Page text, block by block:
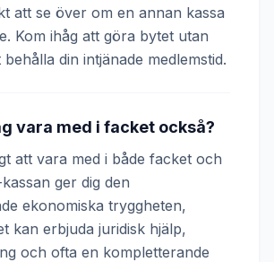
att se över om en annan kassa
Kom ihåg att göra bytet utan
din intjänade medlemstid.
vara med i facket också?
att vara med i både facket och
ger dig den
ekonomiska tryggheten,
kan erbjuda juridisk hjälp,
och ofta en kompletterande